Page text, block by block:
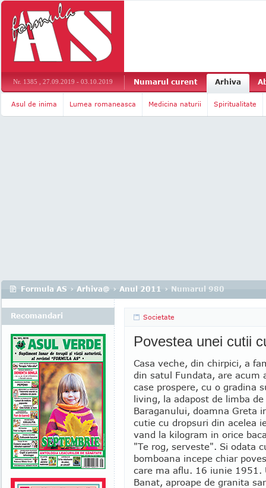
Nr. 1385 , 27.09.2019 - 03.10.2019 Numarul curent Arhiva
Asul de inima Lumea romaneasca Medicina naturii Spiritualitate
Formula AS › Arhiva@ › Anul 2011 › Numarul 980
Societate
Povestea unei cutii
Casa veche, din chirpici, a
din satul Fundata, are acum
case prospere, cu o gradina
living, la adapost de limba de
Baraganului, doamna Greta
cutie cu dropsuri din acelea
vand la kilogram in orice
"Te rog, serveste". Si odata
bomboana incepe chiar
care ma aflu. 16 iunie 1951.
Banat, aproape de granita
Recomandari